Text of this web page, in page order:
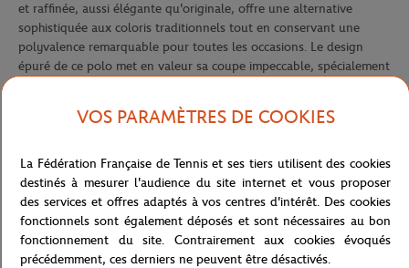
et raffinée, aussi élégante qu'originale, offre une alternative
sophistiquée aux coloris traditionnels tout en conservant une
polyvalence remarquable pour toutes les occasions. Le design
épuré de ce polo met en valeur sa coupe impeccable, spécialement
Le col classique apporte une touche d'élégance intemporelle à ce
enfilage facile pour les jeunes joueurs, alliant ainsi praticité et
style avec équilibre. Les manches courtes parfaitement
proportionnées offrent une liberté de mouvement optimale,
essentielle pour les activités sportives comme pour le quotidien.
Le logo Roland-Garros délicatement brodé sur la poitrine signe
VOS PARAMÈTRES DE COOKIES
La Fédération Française de Tennis et ses tiers utilisent des cookies
destinés à mesurer l'audience du site internet et vous proposer
des services et offres adaptés à vos centres d'intérêt. Des cookies
fonctionnels sont également déposés et sont nécessaires au bon
fonctionnement du site. Contrairement aux cookies évoqués
précédemment, ces derniers ne peuvent être désactivés.